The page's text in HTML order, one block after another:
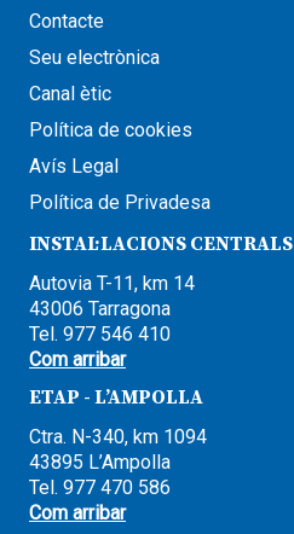
Contacte
Seu electrònica
Canal ètic
Política de cookies
Avís Legal
Política de Privadesa
INSTAL·LACIONS CENTRALS
Autovia T-11, km 14
43006 Tarragona
Tel. 977 546 410
Com arribar
ETAP - L’AMPOLLA
Ctra. N-340, km 1094
43895 L’Ampolla
Tel. 977 470 586
Com arribar